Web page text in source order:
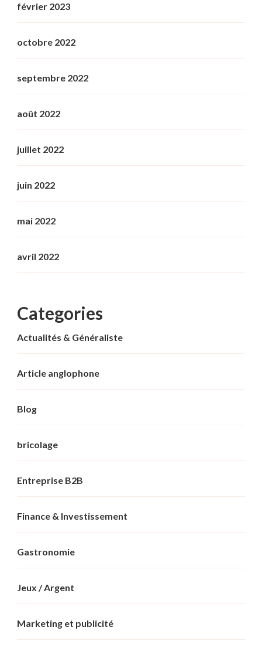
février 2023
octobre 2022
septembre 2022
août 2022
juillet 2022
juin 2022
mai 2022
avril 2022
Categories
Actualités & Généraliste
Article anglophone
Blog
bricolage
Entreprise B2B
Finance & Investissement
Gastronomie
Jeux / Argent
Marketing et publicité